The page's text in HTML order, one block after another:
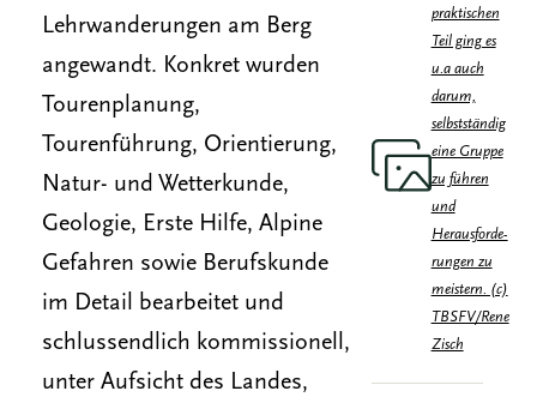
Lehrwanderungen am Berg
angewandt. Konkret wurden
Tourenplanung,
Tourenführung, Orientierung,
Natur- und Wetterkunde,
Geologie, Erste Hilfe, Alpine
Gefahren sowie Berufskunde
im Detail bearbeitet und
schlussendlich kommissionell,
unter Aufsicht des Landes,
praktischen
Teil ging es
u.a auch
darum,
selbstständig
eine Gruppe
zu führen
und
Herausforde-
rungen zu
meistern. (c)
TBSFV/Rene
Zisch